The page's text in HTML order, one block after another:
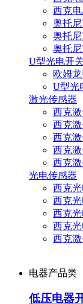
西克
奥托
奥托尼
奥托
U型光电开关
欧姆
U型光
激光传感器
西克
西克激
西克
西克
西克
光电传感器
西克光
西克光
西克光
西克光
西克
电器产品类
低压电器